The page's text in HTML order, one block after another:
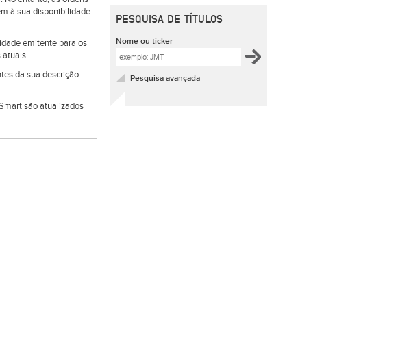
à sua disponibilidade
emitente para os
atuais.
da sua descrição
são atualizados
PESQUISA DE TÍTULOS
Nome ou ticker
Pesquisa avançada